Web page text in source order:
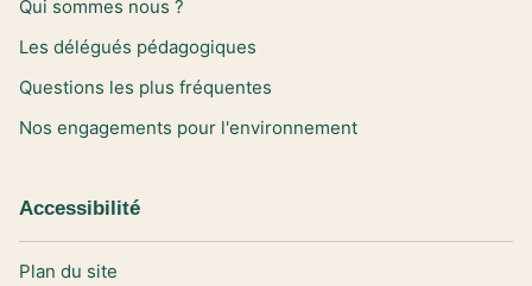
Qui sommes nous ?
Les délégués pédagogiques
Questions les plus fréquentes
Nos engagements pour l'environnement
Accessibilité
Plan du site